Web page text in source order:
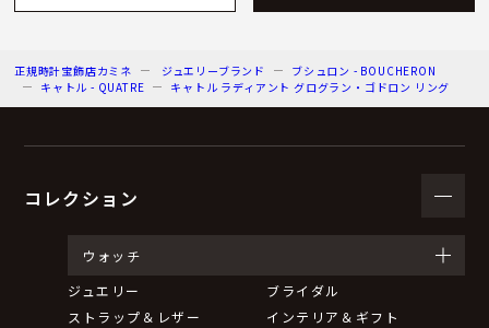
正規時計宝飾店カミネ ジュエリーブランド
ブシュロン - BOUCHERON
キャトル - QUATRE
キャトル ラディアント グログラン・ゴドロン リング
コレクション
ウォッチ
ジュエリー
ブライダル
ストラップ＆レザー
インテリア＆ギフト